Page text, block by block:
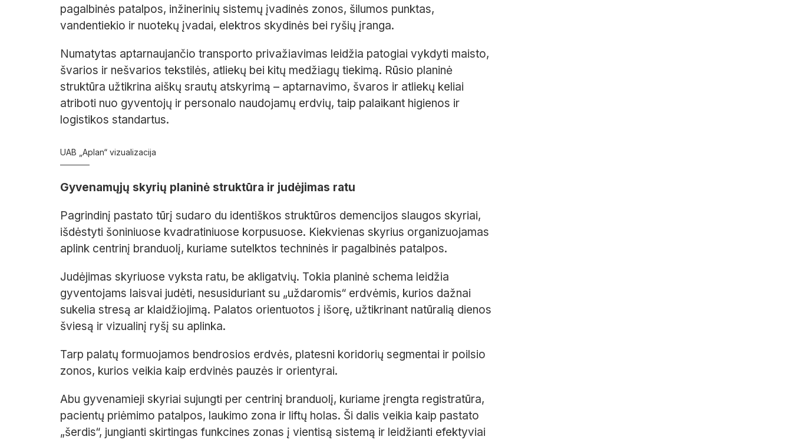
pagalbinės patalpos, inžinerinių sistemų įvadinės zonos, šilumos punktas,
vandentiekio ir nuotekų įvadai, elektros skydinės bei ryšių įranga.
Numatytas aptarnaujančio transporto privažiavimas leidžia patogiai vykdyti maisto,
švarios ir nešvarios tekstilės, atliekų bei kitų medžiagų tiekimą. Rūsio planinė
struktūra užtikrina aiškų srautų atskyrimą – aptarnavimo, švaros ir atliekų keliai
atriboti nuo gyventojų ir personalo naudojamų erdvių, taip palaikant higienos ir
logistikos standartus.
UAB „Aplan“ vizualizacija
Gyvenamųjų skyrių planinė struktūra ir judėjimas ratu
Pagrindinį pastato tūrį sudaro du identiškos struktūros demencijos slaugos skyriai,
išdėstyti šoniniuose kvadratiniuose korpusuose. Kiekvienas skyrius organizuojamas
aplink centrinį branduolį, kuriame sutelktos techninės ir pagalbinės patalpos.
Judėjimas skyriuose vyksta ratu, be akligatvių. Tokia planinė schema leidžia
gyventojams laisvai judėti, nesusiduriant su „uždaromis“ erdvėmis, kurios dažnai
sukelia stresą ar klaidžiojimą. Palatos orientuotos į išorę, užtikrinant natūralią dienos
šviesą ir vizualinį ryšį su aplinka.
Tarp palatų formuojamos bendrosios erdvės, platesni koridorių segmentai ir poilsio
zonos, kurios veikia kaip erdvinės pauzės ir orientyrai.
Abu gyvenamieji skyriai sujungti per centrinį branduolį, kuriame įrengta registratūra,
pacientų priėmimo patalpos, laukimo zona ir liftų holas. Ši dalis veikia kaip pastato
„šerdis“, jungianti skirtingas funkcines zonas į vientisą sistemą ir leidžianti efektyviai